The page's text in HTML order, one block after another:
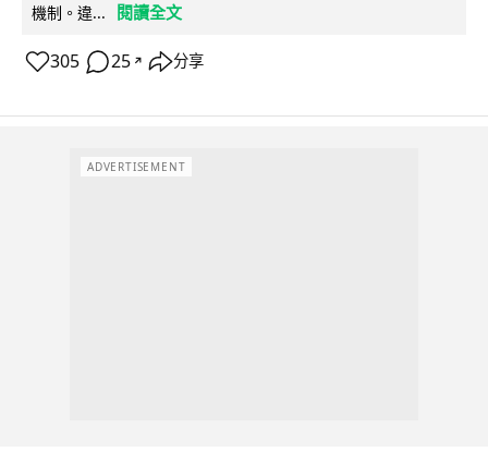
機制。違...
閱讀全文
305 25 ↗ 分享
ADVERTISEMENT